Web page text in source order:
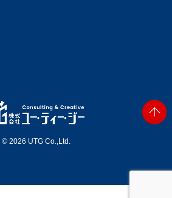
© 2026 UTG Co.,Ltd.